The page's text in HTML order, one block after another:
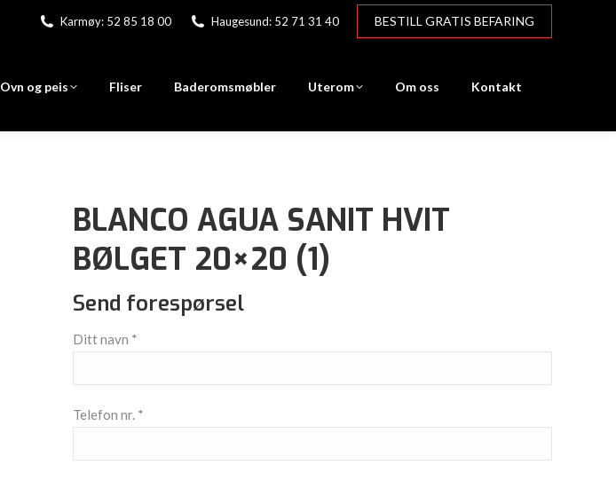
Karmøy: 52 85 18 00 Haugesund: 52 71 31 40 BESTILL GRATIS BEFARING
Ovn og peis Fliser Baderomsmøbler Uterom Om oss Kontakt
BLANCO AGUA SANIT HVIT
BØLGET 20×20 (1)
Send forespørsel
Ditt navn *
Telefon nr. *